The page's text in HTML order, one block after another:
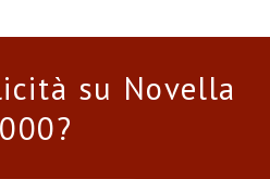
su Novella